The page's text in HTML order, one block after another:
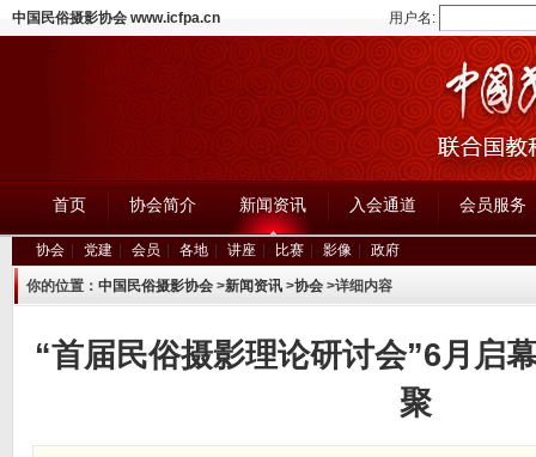
中国民俗摄影协会 www.icfpa.cn 用户名:
首页 协会简介 新闻资讯 入会通道 会员服务
协会 党建 会员 各地 讲座 比赛 影像 政府
你的位置： 中国民俗摄影协会 >新闻资讯 >协会 >详细内容
“首届民俗摄影理论研讨会”6月启
聚